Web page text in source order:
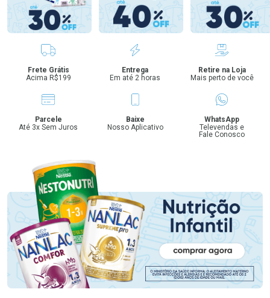
Benefícios
Frete Grátis
Acima R$199
Entrega
Em até 2 horas
Retire na Loja
Mais perto de você
Parcele
Até 3x Sem Juros
Baixe
Nosso Aplicativo
WhatsApp
Televendas e
Fale Conosco